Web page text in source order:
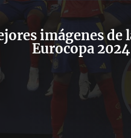
imágenes de
Eurocopa 2024